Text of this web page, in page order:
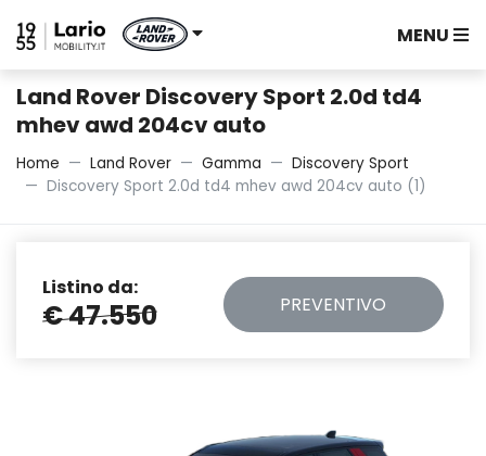
MENU
Land Rover Discovery Sport 2.0d td4
mhev awd 204cv auto
Home Land Rover Gamma
Discovery Sport
Discovery Sport 2.0d td4 mhev awd 204cv auto (1)
Listino da:
€ 47.550 PREVENTIVO